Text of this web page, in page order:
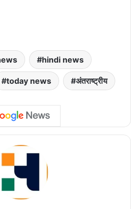
hindi news
today news अंतराष्ट्रीय